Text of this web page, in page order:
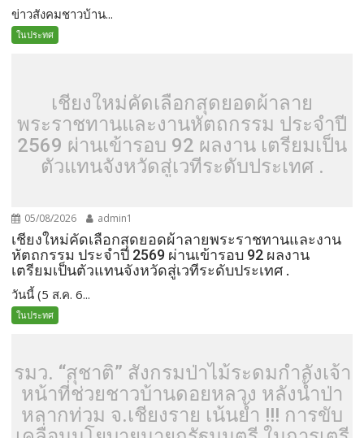
ข่าวสังคมชาวบ้าน...
ในประทศ
เชียงใหม่คัดเลือกสุดยอดผ้าลาย
พระราชทานและงานหัตถกรรม ประจำปี
2569 ผ่านเข้ารอบ 92 ผลงาน เตรียมเป็น
ตัวแทนจังหวัดสู่เวทีระดับประเทศ .
05/08/2026 admin1
เชียงใหม่คัดเลือกสุดยอดผ้าลายพระราชทานและงาน
หัตถกรรม ประจำปี 2569 ผ่านเข้ารอบ 92 ผลงาน
เตรียมเป็นตัวแทนจังหวัดสู่เวทีระดับประเทศ .
วันนี้ (5 ส.ค. 6...
ในประทศ
รมว. “สุชาติ” สั่งกรมป่าไม้ระดมกำลังเจ้า
หน้าที่ช่วยชาวบ้านดอยหลวง หลังน้ำป่า
หลากท่วม จ.เชียงราย เน้นย้ำ !!! การขับ